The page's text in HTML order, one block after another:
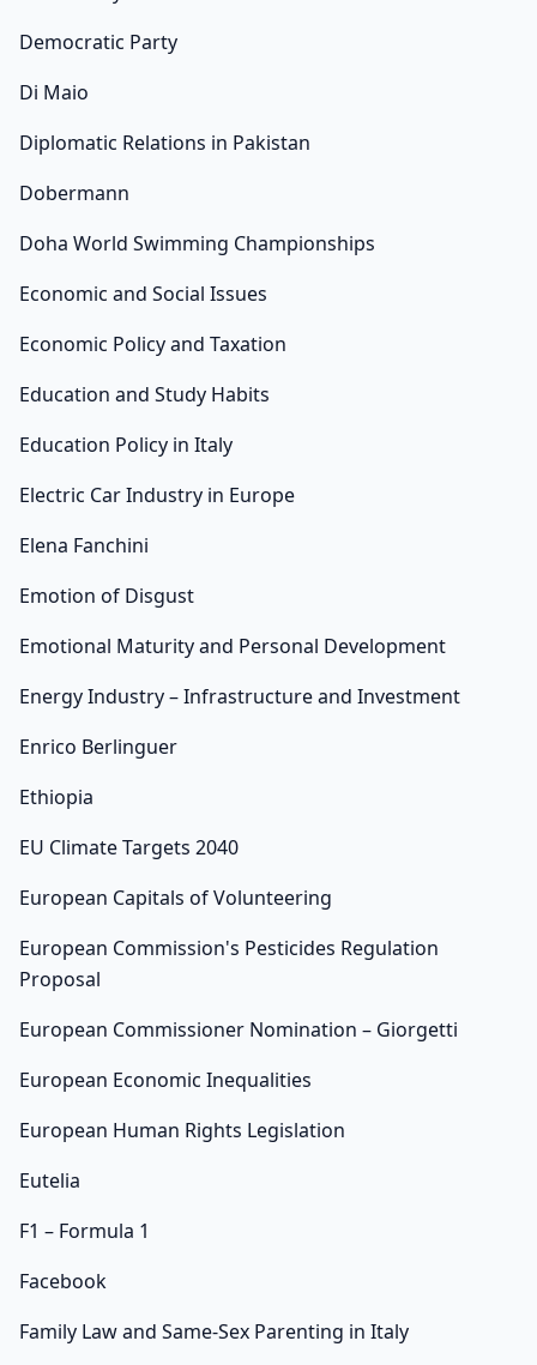
Democratic Party
Di Maio
Diplomatic Relations in Pakistan
Dobermann
Doha World Swimming Championships
Economic and Social Issues
Economic Policy and Taxation
Education and Study Habits
Education Policy in Italy
Electric Car Industry in Europe
Elena Fanchini
Emotion of Disgust
Emotional Maturity and Personal Development
Energy Industry – Infrastructure and Investment
Enrico Berlinguer
Ethiopia
EU Climate Targets 2040
European Capitals of Volunteering
European Commission's Pesticides Regulation
Proposal
European Commissioner Nomination – Giorgetti
European Economic Inequalities
European Human Rights Legislation
Eutelia
F1 – Formula 1
Facebook
Family Law and Same-Sex Parenting in Italy